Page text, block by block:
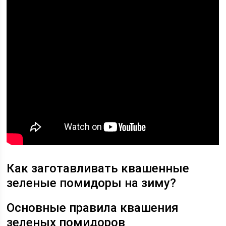
Как заготавливать квашенные
зеленые помидоры на зиму?
Основные правила квашения
зеленых помидоров